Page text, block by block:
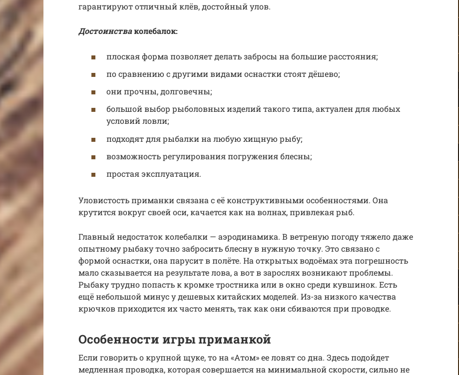
гарантируют отличный клёв, достойный улов.
Достоинстваколебалок:
плоская форма позволяет делать забросы на большие расстояния;
по сравнению с другими видами оснастки стоят дёшево;
они прочны, долговечны;
большой выбор рыболовных изделий такого типа, актуален для любых
условий ловли;
подходят для рыбалки на любую хищную рыбу;
возможность регулирования погружения блесны;
простая эксплуатация.
Уловистость приманки связана с её конструктивными особенностями. Она
крутится вокруг своей оси, качается как на волнах, привлекая рыб.
Главный недостаток колебалки — аэродинамика. В ветреную погоду тяжело даже
опытному рыбаку точно забросить блесну в нужную точку. Это связано с
формой оснастки, она парусит в полёте. На открытых водоёмах эта погрешность
мало сказывается на результате лова, а вот в зарослях возникают проблемы.
Рыбаку трудно попасть к кромке тростника или в окно среди кувшинок. Есть
ещё небольшой минус у дешевых китайских моделей. Из-за низкого качества
крючков приходится их часто менять, так как они сбиваются при проводке.
Особенности игры приманкой
Если говорить о крупной щуке, то на «Атом» ее ловят со дна. Здесь подойдет
медленная проводка, которая совершается на минимальной скорости, сильно не